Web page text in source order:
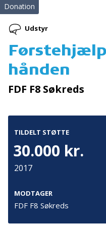
Fælles
Donation
Udstyr
hånden
FDF F8 Søkreds
TILDELT STØTTE
30.000 kr.
2017
MODTAGER
FDF F8 Søkreds
Tilmeld nyhedsbrev
De seneste nyheder om
aktiviteter direkte i din